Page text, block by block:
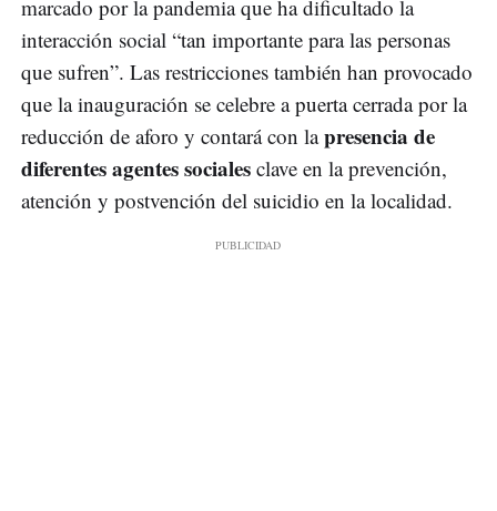
marcado por la pandemia que ha dificultado la
interacción social “tan importante para las personas
que sufren”. Las restricciones también han provocado
que la inauguración se celebre a puerta cerrada por la
reducción de aforo y contará con lapresencia de
diferentes agentes sociales clave en la prevención,
atención y postvención del suicidio en la localidad.